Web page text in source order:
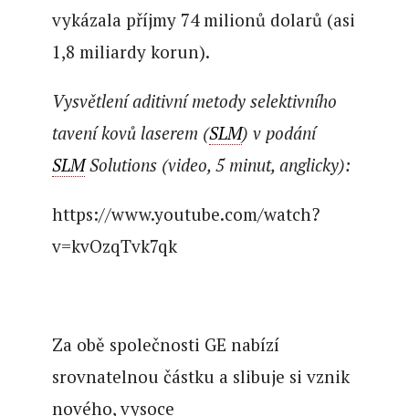
vykázala příjmy 74 milionů dolarů (asi
1,8 miliardy korun).
Vysvětlení aditivní metody selektivního
tavení kovů laserem (SLM) v podání
SLMSolutions (video, 5 minut, anglicky):
https://www.youtube.com/watch?
v=kvOzqTvk7qk
Za obě společnosti GE nabízí
srovnatelnou částku a slibuje si vznik
nového, vysoce